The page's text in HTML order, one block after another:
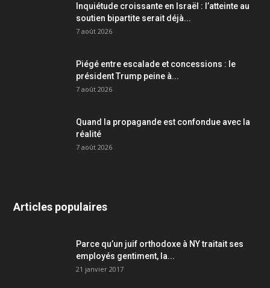
Inquiétude croissante en Israël : l’atteinte au
soutien bipartite serait déjà...
7 août 2026
Piégé entre escalade et concessions : le
président Trump peine à...
7 août 2026
Quand la propagande est confondue avec la
réalité
7 août 2026
Articles populaires
Parce qu’un juif orthodoxe à NY traitait ses
employés gentiment, la...
21 janvier 2017